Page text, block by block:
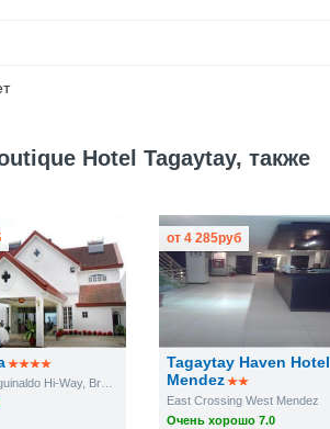
Hotel Tagaytay, также
130 Gen E. Aguinaldo Hi-Way, Brgy. Maharlika East
Tagaytay Haven Hotel
Mendez
East Crossing West Mendez
Очень хорошо 7.0
от4 285руб